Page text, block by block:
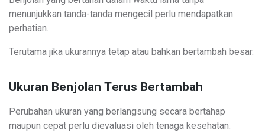
menunjukkan tanda-tanda mengecil perlu mendapatkan
perhatian.
Terutama jika ukurannya tetap atau bahkan bertambah besar.
Ukuran Benjolan Terus Bertambah
Perubahan ukuran yang berlangsung secara bertahap
maupun cepat perlu dievaluasi oleh tenaga kesehatan.